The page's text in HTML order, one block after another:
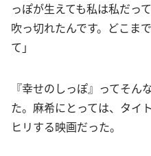
っぽが生えても私は私だっ
吹っ切れたんです。どこま
て」
『幸せのしっぽ』ってそん
た。麻希にとっては、タイ
ヒリする映画だった。